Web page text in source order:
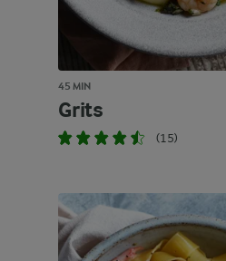
45 MIN
Grits
(15)